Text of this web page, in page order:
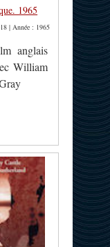
1965
| Année : 1965
anglais
William